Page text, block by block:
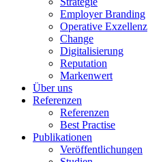
Employer Branding
Operative Exzellenz
Change
Digitalisierung
Reputation
Markenwert
Über uns
Referenzen
Referenzen
Best Practise
Publikationen
Veröffentlichungen